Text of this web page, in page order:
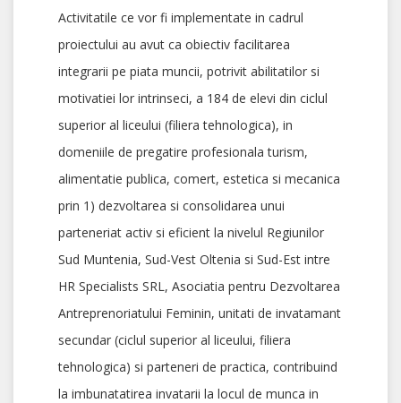
Activitatile ce vor fi implementate in cadrul
proiectului au avut ca obiectiv facilitarea
integrarii pe piata muncii, potrivit abilitatilor si
motivatiei lor intrinseci, a 184 de elevi din ciclul
superior al liceului (filiera tehnologica), in
domeniile de pregatire profesionala turism,
alimentatie publica, comert, estetica si mecanica
prin 1) dezvoltarea si consolidarea unui
parteneriat activ si eficient la nivelul Regiunilor
Sud Muntenia, Sud-Vest Oltenia si Sud-Est intre
HR Specialists SRL, Asociatia pentru Dezvoltarea
Antreprenoriatului Feminin, unitati de invatamant
secundar (ciclul superior al liceului, filiera
tehnologica) si parteneri de practica, contribuind
la imbunatatirea invatarii la locul de munca in